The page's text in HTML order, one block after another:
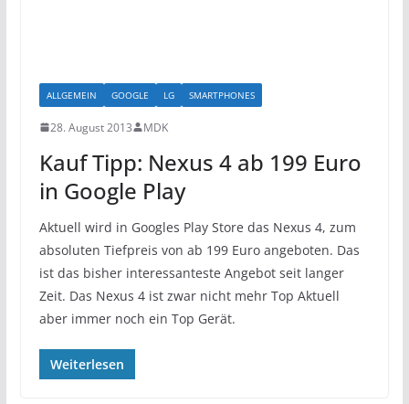
ALLGEMEIN GOOGLE LG SMARTPHONES
28. August 2013 MDK
Kauf Tipp: Nexus 4 ab 199 Euro
in Google Play
Aktuell wird in Googles Play Store das Nexus 4, zum
absoluten Tiefpreis von ab 199 Euro angeboten. Das
ist das bisher interessanteste Angebot seit langer
Zeit. Das Nexus 4 ist zwar nicht mehr Top Aktuell
aber immer noch ein Top Gerät.
Weiterlesen